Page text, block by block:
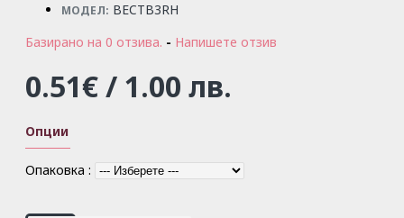
МОДЕЛ: BECTB3RH
Базирано на 0 отзива. - Напишете отзив
0.51€ / 1.00 лв.
Опции
Опаковка :